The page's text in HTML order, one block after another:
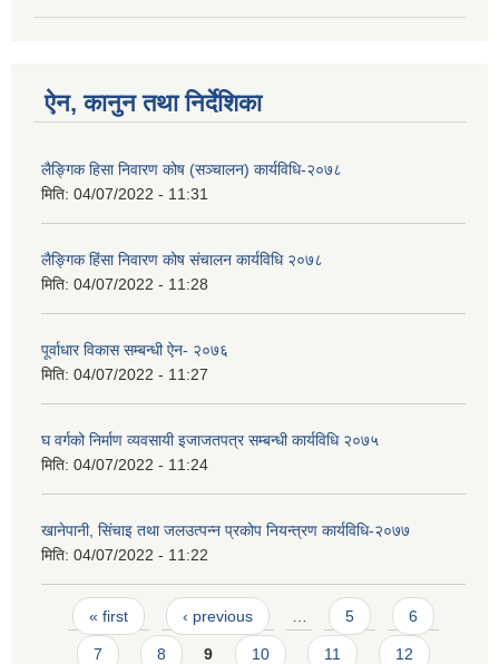
ऐन, कानुन तथा निर्देशिका
लैङ्गिक हिसा निवारण कोष (सञ्चालन) कार्यविधि-२०७८
मिति: 04/07/2022 - 11:31
लैङ्गिक हिंसा निवारण कोष संचालन कार्यविधि २०७८
मिति: 04/07/2022 - 11:28
पूर्वाधार विकास सम्बन्धी ऐन- २०७६
मिति: 04/07/2022 - 11:27
घ वर्गको निर्माण व्यवसायी इजाजतपत्र सम्बन्धी कार्यविधि २०७५
मिति: 04/07/2022 - 11:24
खानेपानी, सिंचाइ तथा जलउत्पन्न प्रकोप नियन्त्रण कार्यविधि-२०७७
मिति: 04/07/2022 - 11:22
Pages
« first ‹ previous 5 6
7 8 9 10 11 12